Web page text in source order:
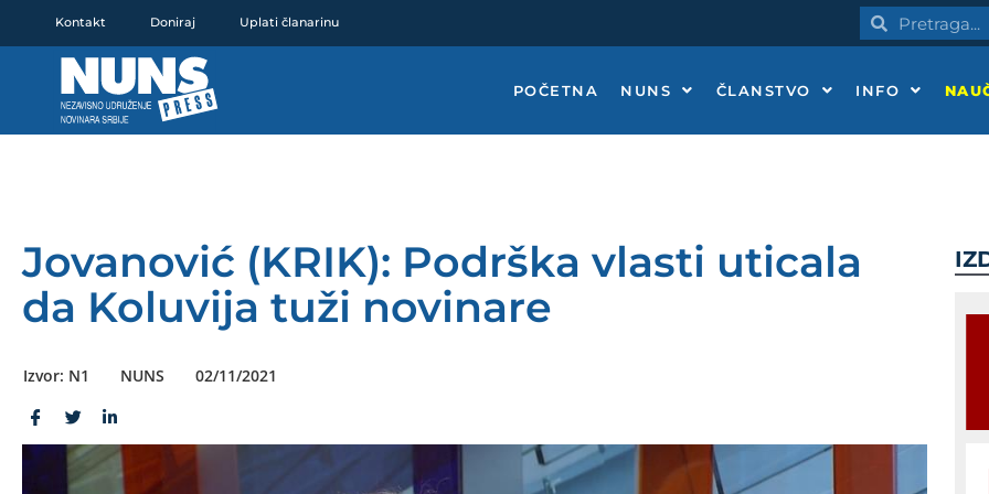
Kontakt Doniraj Uplati članarinu PretragaPretraga
POČETNA NUNS ČLANSTVO INFO
Jovanović (KRIK): Podrška vlasti uticala
da Koluvija tuži novinare
Izvor: N1 NUNS 02/11/2021